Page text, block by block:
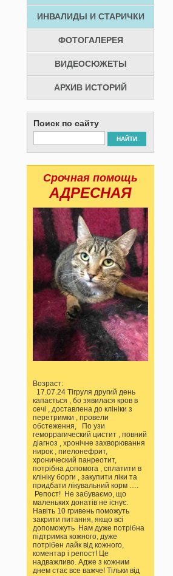
ИНВАЛИДЫ И СТАРИЧКИ
ФОТОГАЛЕРЕЯ
ВИДЕОСЮЖЕТЫ
АРХИВ ИСТОРИЙ
Поиск по сайту
НАЙТИ
Срочная помощь
АДРЕСНАЯ
Возраст:
17.07.24 Тігруля другий день
капається , бо зявилася кров в
сечі , доставлена до клініки з
перетримки , провели
обстеження, По узи
геморрагический цистит , повний
діагноз , хронічне захворювання
нирок , пиелонефрит,
хронический панреотит,
потрібна допомога , сплатити в
клініку борги , закупити ліки та
придбати лікувальний корм ….
Репост! Не забуваємо, що
маленьких донатів не існує.
Навіть 10 гривень поможуть
закрити питання, якщо всі
допоможуть Нам дуже потрібна
підтримка кожного, дуже
потрібен лайк від кожного,
коментар і репост! Це
надважливо. Адже з кожним
днем стає все важче! Тільки від